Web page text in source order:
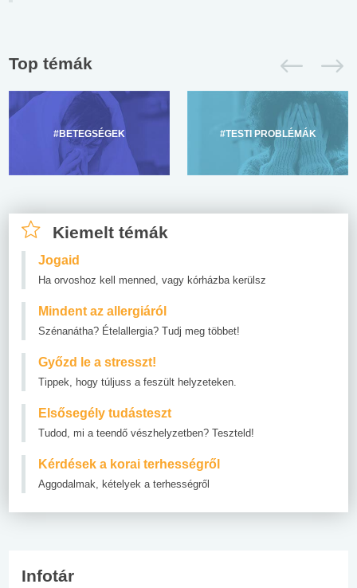
Top témák
#BETEGSÉGEK #TESTI PROBLÉMÁK
Kiemelt témák
Jogaid
Ha orvoshoz kell menned, vagy kórházba kerülsz
Mindent az allergiáról
Szénanátha? Ételallergia? Tudj meg többet!
Győzd le a stresszt!
Tippek, hogy túljuss a feszült helyzeteken.
Elsősegély tudásteszt
Tudod, mi a teendő vészhelyzetben? Teszteld!
Kérdések a korai terhességről
Aggodalmak, kételyek a terhességről
Infotár